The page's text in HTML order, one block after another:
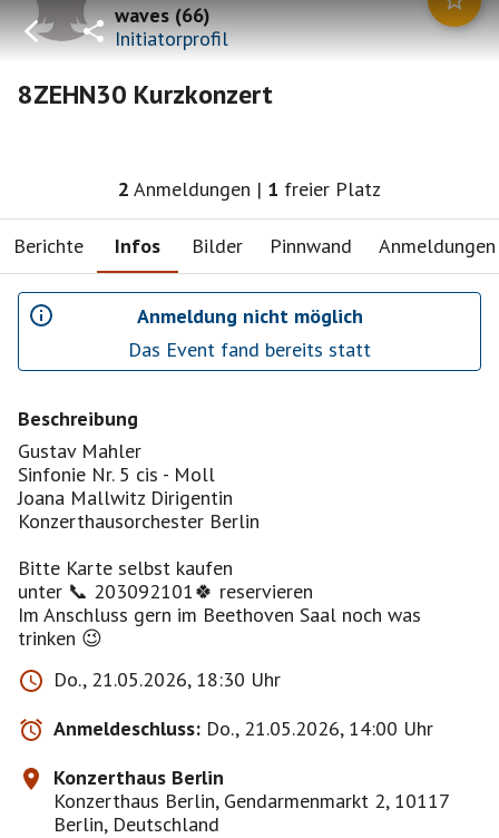
waves(66)
Initiatorprofil
8ZEHN30 Kurzkonzert
2 Anmeldungen | 1 freier Platz
Berichte Infos Bilder Pinnwand Anmeldungen
Anmeldung nicht möglich
Das Event fand bereits statt
Beschreibung
Gustav Mahler
Sinfonie Nr. 5 cis - Moll
Joana Mallwitz Dirigentin
Konzerthausorchester Berlin
Bitte Karte selbst kaufen
unter 📞 203092101🍀 reservieren
Im Anschluss gern im Beethoven Saal noch was
trinken 😉
Do., 21.05.2026, 18:30 Uhr
Anmeldeschluss: Do., 21.05.2026, 14:00 Uhr
Konzerthaus Berlin
Konzerthaus Berlin, Gendarmenmarkt 2, 10117
Berlin, Deutschland